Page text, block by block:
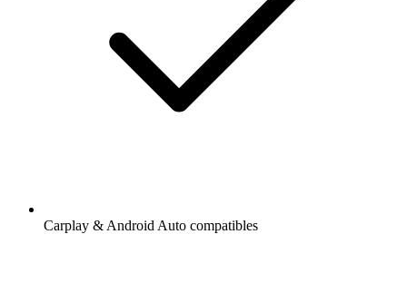
Carplay & Android Auto compatibles